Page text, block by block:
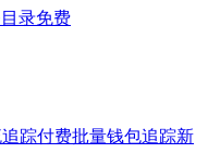
录免费
踪付费批量钱包追踪新